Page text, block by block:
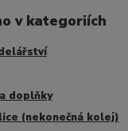
v kategoriích
doplňky
(nekonečná kolej)